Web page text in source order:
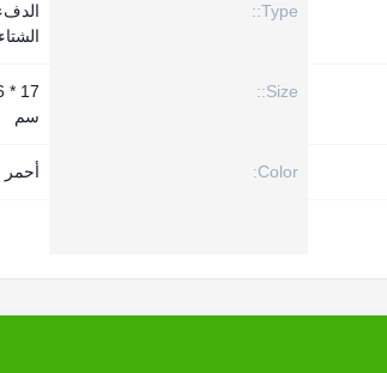
Type::
الشتاء
Size::
سم
Color: أحمر